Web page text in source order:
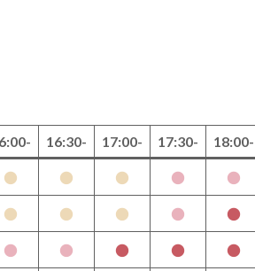
16:30- 17:00- 17:30- 18:00-
● ● ● ● ●
● ● ● ● ●
● ● ● ● ●